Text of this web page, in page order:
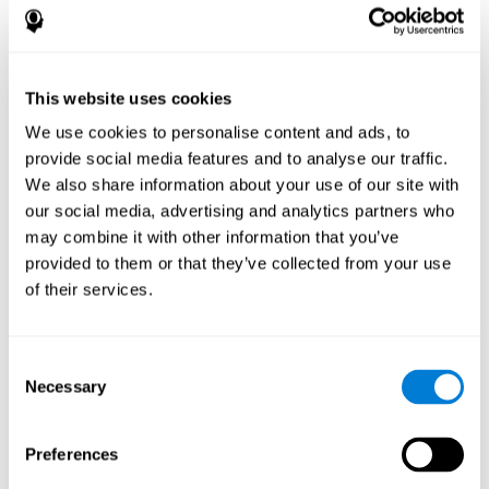
This website uses cookies
We use cookies to personalise content and ads, to
provide social media features and to analyse our traffic.
We also share information about your use of our site with
our social media, advertising and analytics partners who
may combine it with other information that you’ve
provided to them or that they’ve collected from your use
of their services.
Selection
Necessary
Preferences
¿Cómo mejora el juego mental
Entretenerse con juegos como el Mandala de CogniFit estimula
un patrón de activación neural específico. Repetir y entrenar de
manera consistente este patrón, puede ayudar a crear nuevas
sinapsis, y a que los circuitos neuronales se reorganicen y
recuperen funciones cognitivas debilitadas o dañadas.
El juego del Mandala ayuda a ejercitar la planificación y la
memoria visual. Estimular de manera consistente estas
habilidades, puede ayudar a crear nuevas sinapsis, y a que los
circuitos neuronales se reorganicen y mejoren las funciones